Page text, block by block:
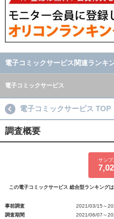
電子コミックサービス関連ランキ
電子コミックサービス
電子コミックサービス TOP
調査概要
サンプ
この電子コミックサービス 総合型ランキング
事前調査
2021/03/15～
調査期間
2021/06/07～